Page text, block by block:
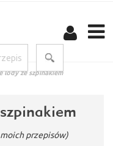
lody ze szpinakiem
przepisów)